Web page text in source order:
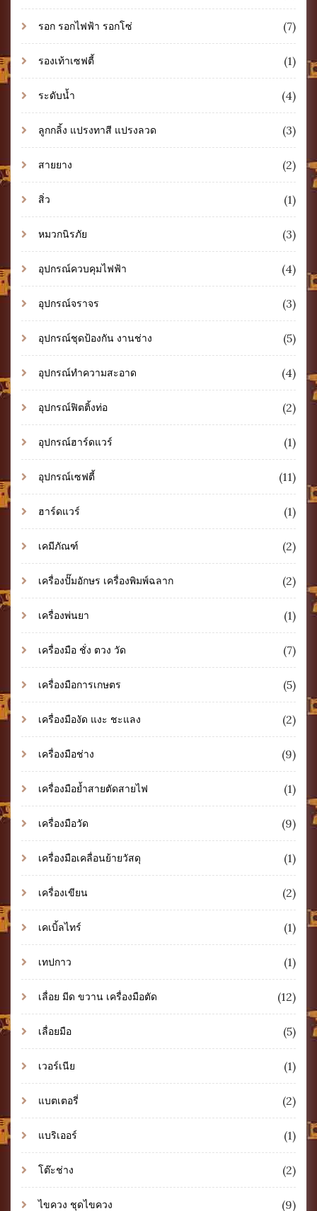
รอก รอกไฟฟ้า รอกโซ่ (7)
รองเท้าเซฟตี้ (1)
ระดับน้ำ (4)
ลูกกลิ้ง แปรงทาสี แปรงลวด (3)
สายยาง (2)
สิ่ว (1)
หมวกนิรภัย (3)
อุปกรณ์ควบคุมไฟฟ้า (4)
อุปกรณ์จราจร (3)
อุปกรณ์ชุดป้องกัน งานช่าง (5)
อุปกรณ์ทำความสะอาด (4)
อุปกรณ์ฟิตติ้งท่อ (2)
อุปกรณ์ฮาร์ดแวร์ (1)
อุปกรณ์เซฟตี้ (11)
ฮาร์ดแวร์ (1)
เคมีภัณฑ์ (2)
เครื่องปั๊มอักษร เครื่องพิมพ์ฉลาก (2)
เครื่องพ่นยา (1)
เครื่องมือ ชั่ง ตวง วัด (7)
เครื่องมือการเกษตร (5)
เครื่องมืองัด แงะ ชะแลง (2)
เครื่องมือช่าง (9)
เครื่องมือย้ำสายตัดสายไฟ (1)
เครื่องมือวัด (9)
เครื่องมือเคลื่อนย้ายวัสดุ (1)
เครื่องเขียน (2)
เคเบิ้ลไทร์ (1)
เทปกาว (1)
เลื่อย มีด ขวาน เครื่องมือตัด (12)
เลื่อยมือ (5)
เวอร์เนีย (1)
แบตเตอรี่ (2)
แบริเออร์ (1)
โต๊ะช่าง (2)
ไขควง ชุดไขควง (9)